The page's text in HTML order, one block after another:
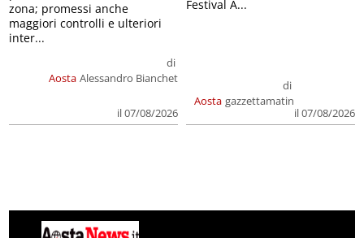
Alessandro Bianchet
maggiori controlli e ulteriori
inter...
gazzettamatin